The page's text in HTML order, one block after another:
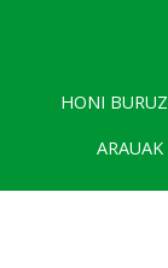
HONI BURUZ
ARAUAK